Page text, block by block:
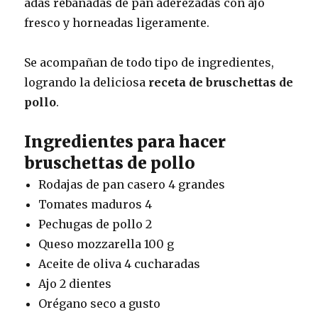
adas rebanadas de pan aderezadas con ajo
fresco y horneadas ligeramente.
Se acompañan de todo tipo de ingredientes,
logrando la deliciosa receta de bruschettas de
pollo.
Ingredientes para hacer
bruschettas de pollo
Rodajas de pan casero 4 grandes
Tomates maduros 4
Pechugas de pollo 2
Queso mozzarella 100 g
Aceite de oliva 4 cucharadas
Ajo 2 dientes
Orégano seco a gusto